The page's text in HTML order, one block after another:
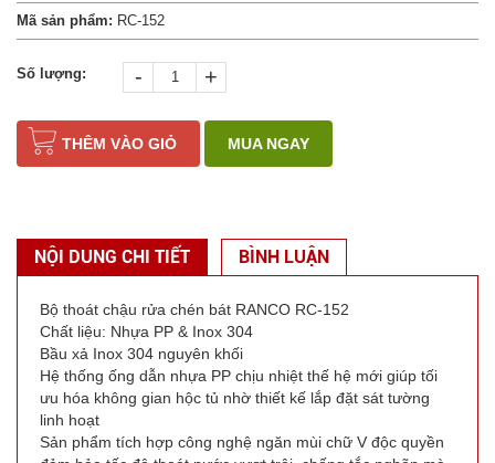
Mã sản phẩm: RC-152
Số lượng: - +
THÊM VÀO GIỎ MUA NGAY
NỘI DUNG CHI TIẾT BÌNH LUẬN
Bộ thoát chậu rửa chén bát RANCO RC-152
Chất liệu: Nhựa PP & Inox 304
Bầu xả Inox 304 nguyên khối
Hệ thống ống dẫn nhựa PP chịu nhiệt thế hệ mới giúp tối
ưu hóa không gian hộc tủ nhờ thiết kế lắp đặt sát tường
linh hoạt
Sản phẩm tích hợp công nghệ ngăn mùi chữ V độc quyền